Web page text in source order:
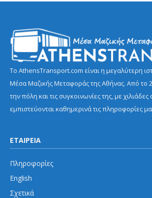
Το AthensTransport.com είναι η μεγαλύτερη
Μέσα Μαζικής Μεταφοράς της Αθήνας. Από το
την πόλη και τις συγκοινωνίες της, με
εμπιστεύονται καθημερινά τις πληροφορίες
ΕΤΑΙΡΕΙΑ
Πληροφορίες
English
Σχετικά